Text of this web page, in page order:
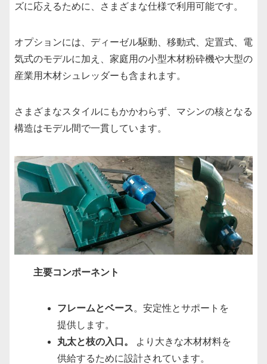
ズに応えるために、さまざまな仕様で利用可能です。
オプションには、ディーゼル駆動、移動式、定置式、電
気式のモデルに加え、家庭用の小型木材粉砕機や大型の
産業用木材シュレッダーも含まれます。
さまざまなスタイルにもかかわらず、マシンの核となる
構造はモデル間で一貫しています。
主要コンポーネント
フレームとベース。安定性とサポートを
提供します。
丸太と枝の入口。
より大きな木材材料を
供給するために設計されています。